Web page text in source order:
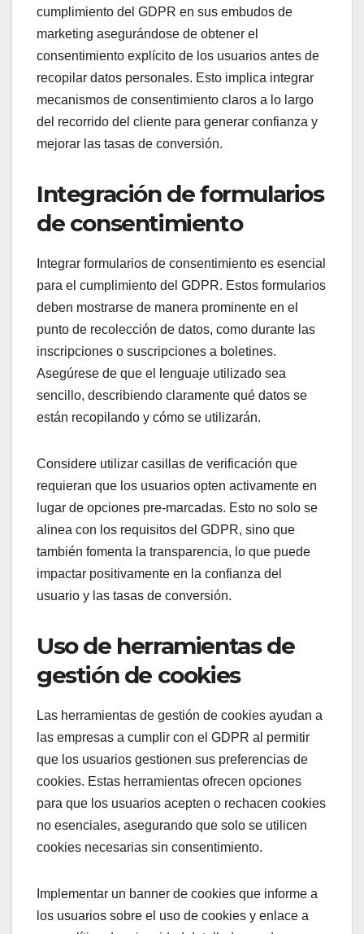
cumplimiento del GDPR en sus embudos de
marketing asegurándose de obtener el
consentimiento explícito de los usuarios antes de
recopilar datos personales. Esto implica integrar
mecanismos de consentimiento claros a lo largo
del recorrido del cliente para generar confianza y
mejorar las tasas de conversión.
Integración de formularios
de consentimiento
Integrar formularios de consentimiento es esencial
para el cumplimiento del GDPR. Estos formularios
deben mostrarse de manera prominente en el
punto de recolección de datos, como durante las
inscripciones o suscripciones a boletines.
Asegúrese de que el lenguaje utilizado sea
sencillo, describiendo claramente qué datos se
están recopilando y cómo se utilizarán.
Considere utilizar casillas de verificación que
requieran que los usuarios opten activamente en
lugar de opciones pre-marcadas. Esto no solo se
alinea con los requisitos del GDPR, sino que
también fomenta la transparencia, lo que puede
impactar positivamente en la confianza del
usuario y las tasas de conversión.
Uso de herramientas de
gestión de cookies
Las herramientas de gestión de cookies ayudan a
las empresas a cumplir con el GDPR al permitir
que los usuarios gestionen sus preferencias de
cookies. Estas herramientas ofrecen opciones
para que los usuarios acepten o rechacen cookies
no esenciales, asegurando que solo se utilicen
cookies necesarias sin consentimiento.
Implementar un banner de cookies que informe a
los usuarios sobre el uso de cookies y enlace a